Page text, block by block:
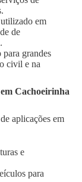
em
de
para grandes
civil e na
Cachoeirinha
aplicações em
e
para